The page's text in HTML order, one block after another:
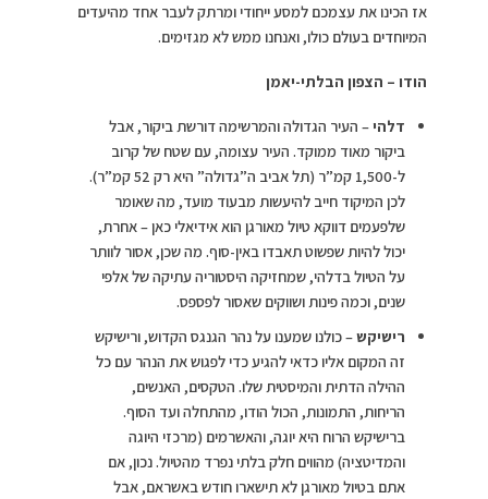
אז הכינו את עצמכם למסע ייחודי ומרתק לעבר אחד מהיעדים
המיוחדים בעולם כולו, ואנחנו ממש לא מגזימים.
הודו – הצפון הבלתי-יאמן
דלהי – העיר הגדולה והמרשימה דורשת ביקור, אבל
ביקור מאוד ממוקד. העיר עצומה, עם שטח של קרוב
ל-1,500 קמ”ר (תל אביב ה”גדולה” היא רק 52 קמ”ר).
לכן המיקוד חייב להיעשות מבעוד מועד, מה שאומר
שלפעמים דווקא טיול מאורגן הוא אידיאלי כאן – אחרת,
יכול להיות שפשוט תאבדו באין-סוף. מה שכן, אסור לוותר
על הטיול בדלהי, שמחזיקה היסטוריה עתיקה של אלפי
שנים, וכמה פינות ושווקים שאסור לפספס.
רישיקש– כולנו שמענו על נהר הגנגס הקדוש, ורישיקש
זה המקום אליו כדאי להגיע כדי לפגוש את הנהר עם כל
ההילה הדתית והמיסטית שלו. הטקסים, האנשים,
הריחות, התמונות, הכול הודו, מהתחלה ועד הסוף.
ברישיקש הרוח היא יוגה, והאשרמים (מרכזי היוגה
והמדיטציה) מהווים חלק בלתי נפרד מהטיול. נכון, אם
אתם בטיול מאורגן לא תישארו חודש באשראם, אבל